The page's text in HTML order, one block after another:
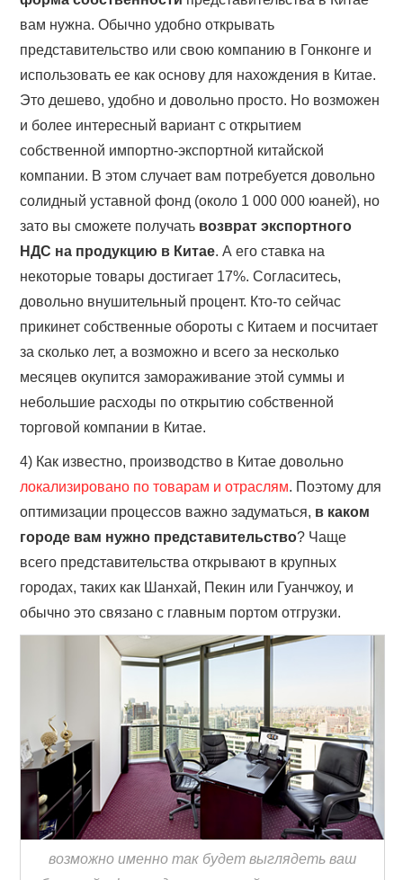
вам нужна. Обычно удобно открывать
представительство или свою компанию в Гонконге и
использовать ее как основу для нахождения в Китае.
Это дешево, удобно и довольно просто. Но возможен
и более интересный вариант с открытием
собственной импортно-экспортной китайской
компании. В этом случает вам потребуется довольно
солидный уставной фонд (около 1 000 000 юаней), но
зато вы сможете получать возврат экспортного
НДС на продукцию в Китае. А его ставка на
некоторые товары достигает 17%. Согласитесь,
довольно внушительный процент. Кто-то сейчас
прикинет собственные обороты с Китаем и посчитает
за сколько лет, а возможно и всего за несколько
месяцев окупится замораживание этой суммы и
небольшие расходы по открытию собственной
торговой компании в Китае.
4) Как известно, производство в Китае довольно
локализировано по товарам и отраслям. Поэтому для
оптимизации процессов важно задуматься, в каком
городе вам нужно представительство? Чаще
всего представительства открывают в крупных
городах, таких как Шанхай, Пекин или Гуанчжоу, и
обычно это связано с главным портом отгрузки.
возможно именно так будет выглядеть ваш